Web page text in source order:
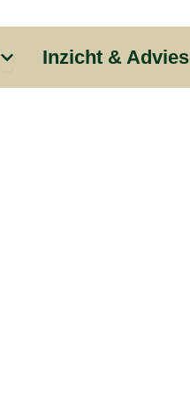
Open Diensten
Inzicht & Advies